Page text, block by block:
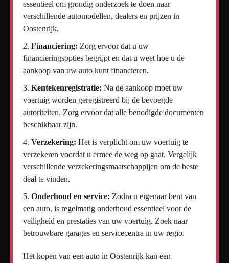
essentieel om grondig onderzoek te doen naar
verschillende automodellen, dealers en prijzen in
Oostenrijk.
Financiering: Zorg ervoor dat u uw
financieringsopties begrijpt en dat u weet hoe u de
aankoop van uw auto kunt financieren.
Kentekenregistratie: Na de aankoop moet uw
voertuig worden geregistreerd bij de bevoegde
autoriteiten. Zorg ervoor dat alle benodigde documenten
beschikbaar zijn.
Verzekering: Het is verplicht om uw voertuig te
verzekeren voordat u ermee de weg op gaat. Vergelijk
verschillende verzekeringsmaatschappijen om de beste
deal te vinden.
Onderhoud en service: Zodra u eigenaar bent van
een auto, is regelmatig onderhoud essentieel voor de
veiligheid en prestaties van uw voertuig. Zoek naar
betrouwbare garages en servicecentra in uw regio.
Het kopen van een auto in Oostenrijk kan een